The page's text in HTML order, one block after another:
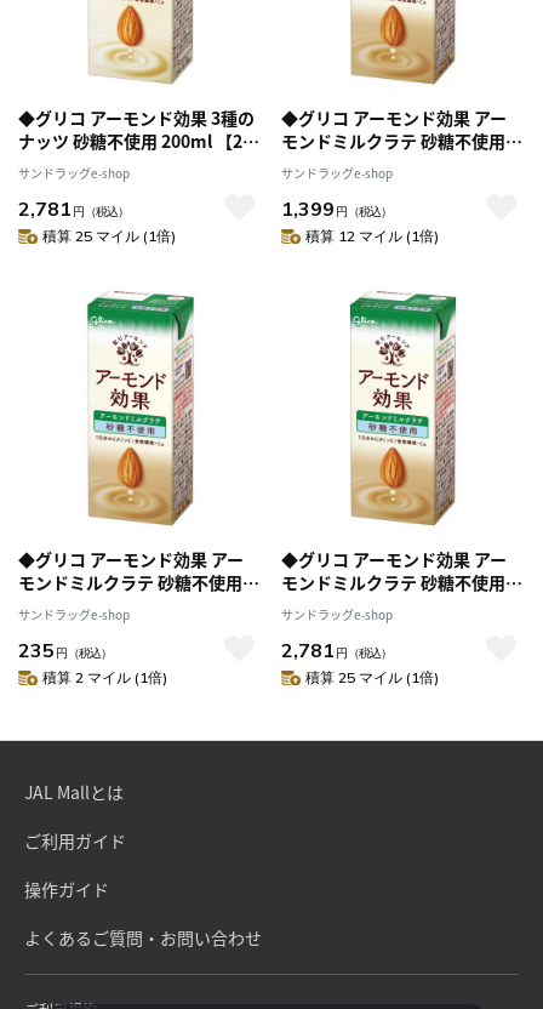
◆グリコ アーモンド効果 3種の
ナッツ 砂糖不使用 200ml 【24
個セット】
サンドラッグe-shop
2,781 円 （税込）
積算 25 マイル (1倍)
◆グリコ アーモンド効果 アー
モンドミルクラテ 砂糖不使用
200ml 【12個セット】
サンドラッグe-shop
1,399 円 （税込）
積算 12 マイル (1倍)
◆グリコ アーモンド効果 アー
モンドミルクラテ 砂糖不使用
200ml 【2個セット】
サンドラッグe-shop
235 円 （税込）
積算 2 マイル (1倍)
◆グリコ アーモンド効果 アー
モンドミルクラテ 砂糖不使用
200ml 【24個セット】
サンドラッグe-shop
2,781 円 （税込）
積算 25 マイル (1倍)
JAL Mallとは
ご利用ガイド
操作ガイド
よくあるご質問・お問い合わせ